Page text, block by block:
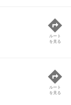
ルート
を見る
ルート
を見る